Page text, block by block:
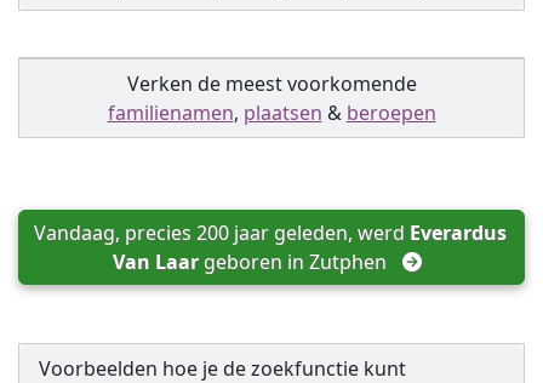
Verken de meest voorkomende
familienamen, plaatsen & beroepen
Vandaag, precies 200 jaar geleden, werd Everardus
Van Laar geboren in Zutphen
Voorbeelden hoe je de zoekfunctie kunt